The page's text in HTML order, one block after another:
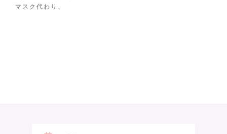
マスク代わり、